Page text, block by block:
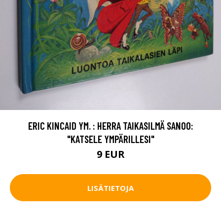
ERIC KINCAID YM. : HERRA TAIKASILMÄ SANOO:
"KATSELE YMPÄRILLESI"
9 EUR
LISÄTIETOJA